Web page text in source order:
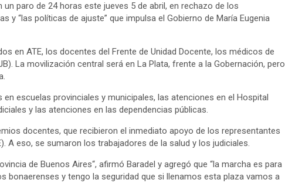
paro de 24 horas este jueves 5 de abril, en rechazo de los
y “las políticas de ajuste” que impulsa el Gobierno de María Eugenia
en ATE, los docentes del Frente de Unidad Docente, los médicos de
La movilización central será en La Plata, frente a la Gobernación, pero
escuelas provinciales y municipales, las atenciones en el Hospital
y las atenciones en las dependencias públicas.
docentes, que recibieron el inmediato apoyo de los representantes
A eso, se sumaron los trabajadores de la salud y los judiciales.
de Buenos Aires“, afirmó Baradel y agregó que “la marcha es para
bonaerenses y tengo la seguridad que si llenamos esta plaza vamos a